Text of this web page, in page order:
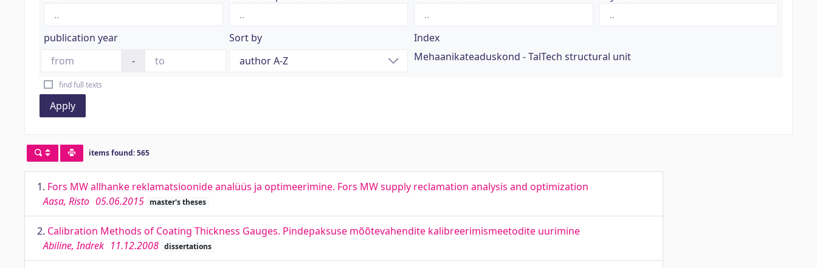
publication year
-
Sort by
Index
Mehaanikateaduskond - TalTech structural unit
find full texts
Apply
items found: 565
1. Fors MW allhanke reklamatsioonide analüüs ja optimeerimine. Fors MW supply reclamation analysis and optimization
Aasa, Risto 05.06.2015 master's theses
2. Calibration Methods of Coating Thickness Gauges. Pindepaksuse mõõtevahendite kalibreerimismeetodite uurimine
Abiline, Indrek 11.12.2008 dissertations